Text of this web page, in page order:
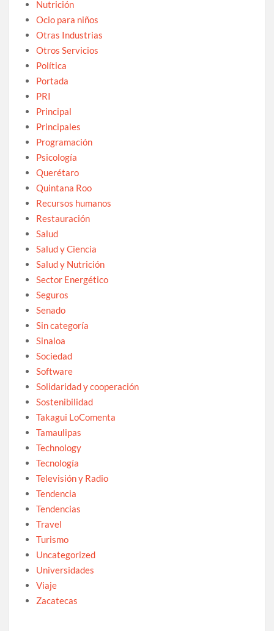
Nutrición
Ocio para niños
Otras Industrias
Otros Servicios
Política
Portada
PRI
Principal
Principales
Programación
Psicología
Querétaro
Quintana Roo
Recursos humanos
Restauración
Salud
Salud y Ciencia
Salud y Nutrición
Sector Energético
Seguros
Senado
Sin categoría
Sinaloa
Sociedad
Software
Solidaridad y cooperación
Sostenibilidad
Takagui LoComenta
Tamaulipas
Technology
Tecnología
Televisión y Radio
Tendencia
Tendencias
Travel
Turismo
Uncategorized
Universidades
Viaje
Zacatecas